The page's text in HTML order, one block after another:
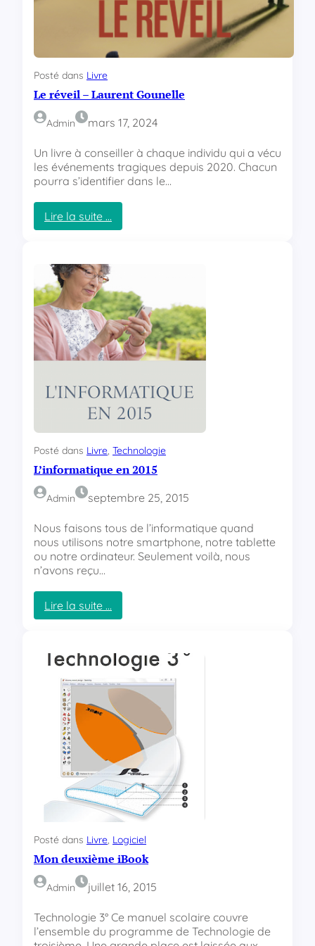
o
c
Posté dans Livre
Le réveil – Laurent Gounelle
Admin mars 17, 2024
Un livre à conseiller à chaque individu qui a vécu
les événements tragiques depuis 2020. Chacun
pourra s’identifier dans le…
Lire la suite …
:
v
e
i
l
–
a
u
t
G
u
e
l
l
Posté dans Livre, Technologie
L’informatique en 2015
Admin septembre 25, 2015
Nous faisons tous de l’informatique quand
nous utilisons notre smartphone, notre tablette
ou notre ordinateur. Seulement voilà, nous
n’avons reçu…
Lire la suite …
:
i
f
o
r
t
q
u
e
n
2
1
Posté dans Livre, Logiciel
Mon deuxième iBook
Admin juillet 16, 2015
Technologie 3° Ce manuel scolaire couvre
l’ensemble du programme de Technologie de